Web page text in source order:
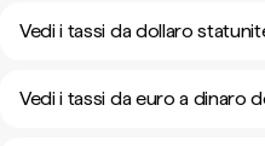
Vedi i tassi da dollaro
Vedi i tassi da euro a dinaro